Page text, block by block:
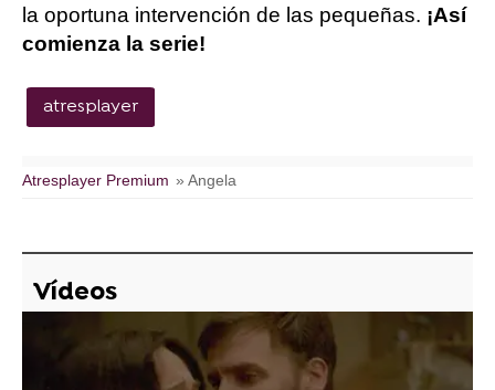
la oportuna intervención de las pequeñas. ¡Así
comienza la serie!
atresplayer
Atresplayer Premium » Angela
Vídeos